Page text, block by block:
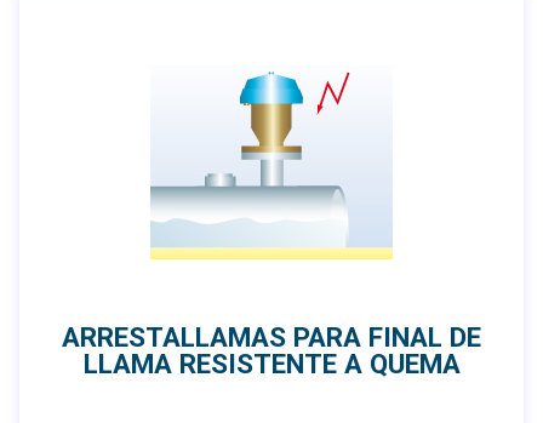
ARRESTALLAMAS PARA FINAL DE
LLAMA RESISTENTE A QUEMA